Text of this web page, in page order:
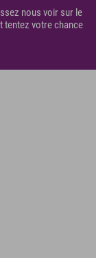
nous voir sur le
tentez votre chance